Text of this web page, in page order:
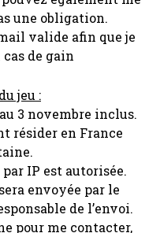
une obligation.
valide afin que je
de gain
jeu :
3 novembre inclus.
résider en France
IP est autorisée.
envoyée par le
de l’envoi.
pour me contacter,